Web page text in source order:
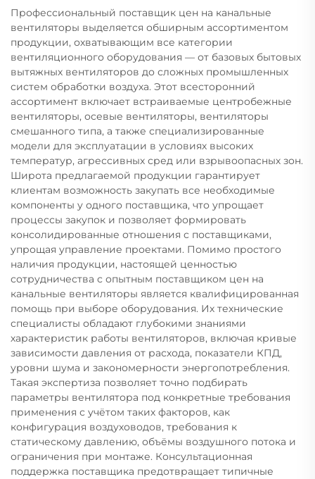
Профессиональный поставщик цен на канальные
вентиляторы выделяется обширным ассортиментом
продукции, охватывающим все категории
вентиляционного оборудования — от базовых бытовых
вытяжных вентиляторов до сложных промышленных
систем обработки воздуха. Этот всесторонний
ассортимент включает встраиваемые центробежные
вентиляторы, осевые вентиляторы, вентиляторы
смешанного типа, а также специализированные
модели для эксплуатации в условиях высоких
температур, агрессивных сред или взрывоопасных зон.
Широта предлагаемой продукции гарантирует
клиентам возможность закупать все необходимые
компоненты у одного поставщика, что упрощает
процессы закупок и позволяет формировать
консолидированные отношения с поставщиками,
упрощая управление проектами. Помимо простого
наличия продукции, настоящей ценностью
сотрудничества с опытным поставщиком цен на
канальные вентиляторы является квалифицированная
помощь при выборе оборудования. Их технические
специалисты обладают глубокими знаниями
характеристик работы вентиляторов, включая кривые
зависимости давления от расхода, показатели КПД,
уровни шума и закономерности энергопотребления.
Такая экспертиза позволяет точно подбирать
параметры вентилятора под конкретные требования
применения с учётом таких факторов, как
конфигурация воздуховодов, требования к
статическому давлению, объёмы воздушного потока и
ограничения при монтаже. Консультационная
поддержка поставщика предотвращает типичные